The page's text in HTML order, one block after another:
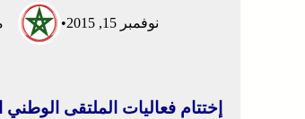
نوفمبر 15, 2015 •
إختتام فعاليات الملتقى الوطني